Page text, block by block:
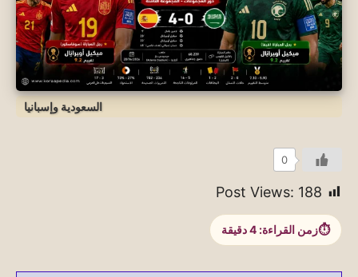
السعودية وإسبانيا
0
Post Views: 188
زمن القراءة: 4دقيقة